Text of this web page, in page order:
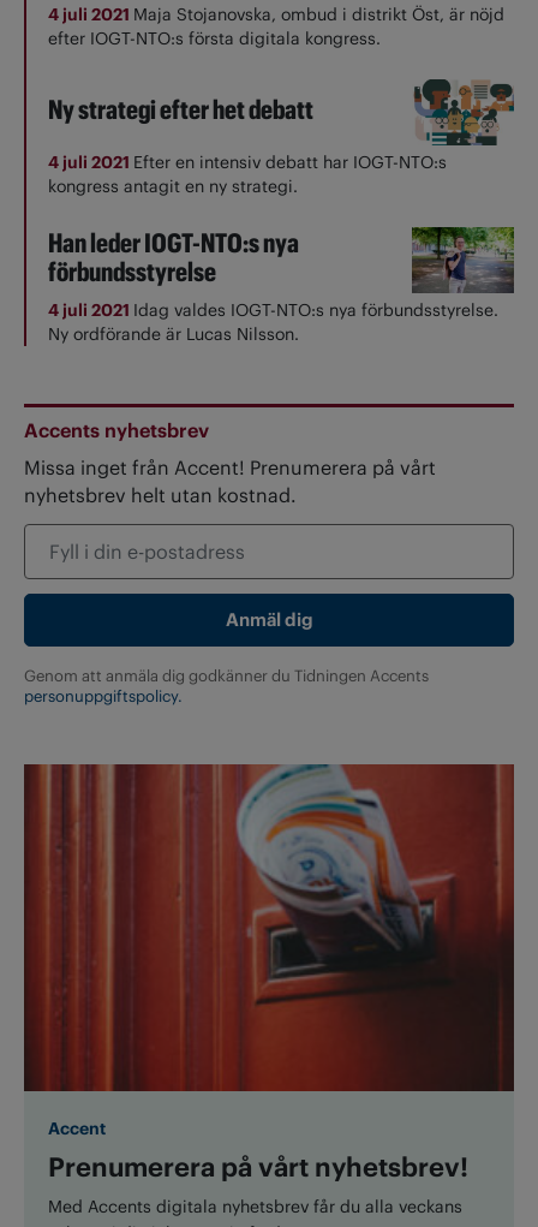
4 juli 2021 Maja Stojanovska, ombud i distrikt Öst, är nöjd
efter IOGT-NTO:s första digitala kongress.
Ny strategi efter het debatt
4 juli 2021 Efter en intensiv debatt har IOGT-NTO:s
kongress antagit en ny strategi.
Han leder IOGT-NTO:s nya
förbundsstyrelse
4 juli 2021 Idag valdes IOGT-NTO:s nya förbundsstyrelse.
Ny ordförande är Lucas Nilsson.
Accents nyhetsbrev
Missa inget från Accent! Prenumerera på vårt
nyhetsbrev helt utan kostnad.
Genom att anmäla dig godkänner du Tidningen Accents
personuppgiftspolicy.
Accent
Prenumerera på vårt nyhetsbrev!
Med Accents digitala nyhetsbrev får du alla veckans